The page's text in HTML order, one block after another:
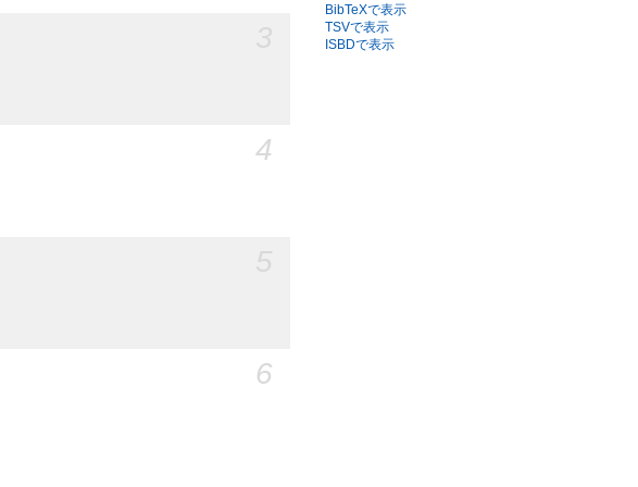
4
6
BibTeXで表示
TSVで表示
ISBDで表示